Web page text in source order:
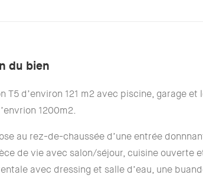
du bien
T5 d’environ 121 m2 avec piscine, garage et
1200m2.
au rez-de-chaussée d’une entrée
de vie avec salon/séjour, cuisine ouverte
avec dressing et salle d’eau, une